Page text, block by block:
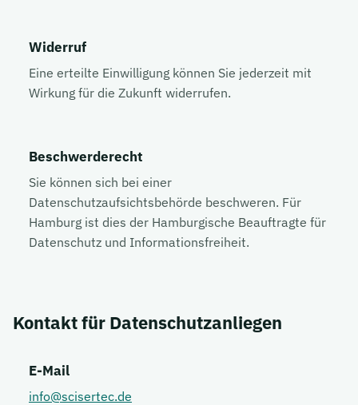
Widerruf
Eine erteilte Einwilligung können Sie jederzeit mit
Wirkung für die Zukunft widerrufen.
Beschwerderecht
Sie können sich bei einer
Datenschutzaufsichtsbehörde beschweren. Für
Hamburg ist dies der Hamburgische Beauftragte für
Datenschutz und Informationsfreiheit.
Kontakt für Datenschutzanliegen
E-Mail
info@scisertec.de